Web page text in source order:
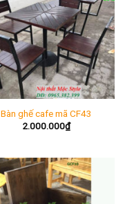
Bàn ghế cafe mã CF43
2.000.000₫